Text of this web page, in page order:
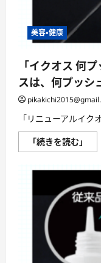
美容・健康
「イクオス 何
スは、何プッシ
「リニューアルイク
「続きを読む」
ク
プ
ッ
シ
ュ
を
極
め
る
新